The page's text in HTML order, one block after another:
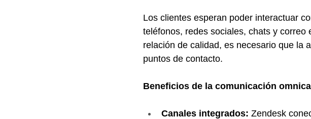
Los clientes esperan poder interactuar
teléfonos, redes sociales, chats y
relación de calidad, es necesario que la
puntos de contacto.
Beneficios de la comunicación
Canales integrados: Zendesk